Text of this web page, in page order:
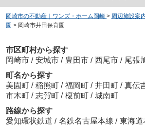
岡崎市の不動産｜ワンズ・ホーム岡崎 > 周辺施設案
園 > 岡崎市井田保育園
市区町村から探す
岡崎市 / 安城市 / 豊田市 / 西尾市 / 尾張
町名から探す
美園町 / 稲熊町 / 福岡町 / 井田町 / 真伝
市木町 / 志賀町 / 榎前町 / 城南町
路線から探す
愛知環状鉄道 / 名鉄名古屋本線 / 東海道